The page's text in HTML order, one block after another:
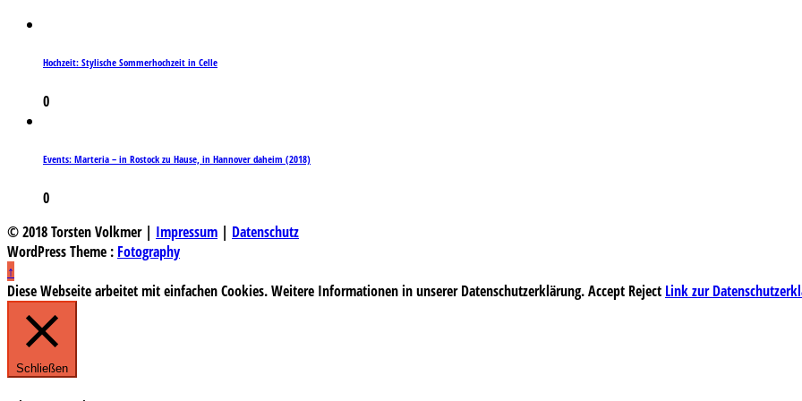
Hochzeit: Stylische Sommerhochzeit in Celle
0
Events: Marteria – in Rostock zu Hause, in Hannover daheim (2018)
0
© 2018 Torsten Volkmer | Impressum | Datenschutz
WordPress Theme : Fotography
↑
Diese Webseite arbeitet mit einfachen Cookies. Weitere Informationen in unserer Datenschutzerklärung.Accept Reject Link zur
Schließen